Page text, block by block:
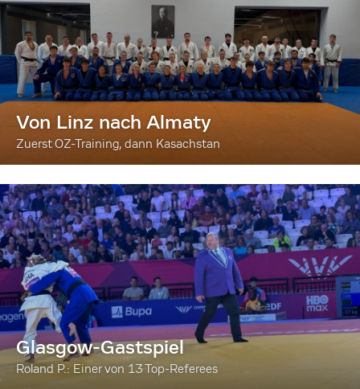
Von Linz nach Almaty
Zuerst OZ-Training, dann Kasachstan
Glasgow-Gastspiel
Roland P.: Einer von 13 Top-Referees